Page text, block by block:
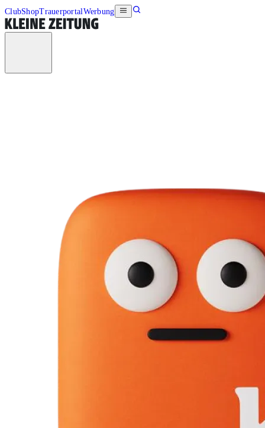
ClubShopTrauerportalWerbung